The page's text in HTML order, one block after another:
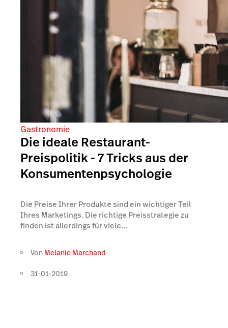
Gastronomie
Die ideale Restaurant-
Preispolitik - 7 Tricks aus der
Konsumentenpsychologie
Die Preise Ihrer Produkte sind ein wichtiger Teil
Ihres Marketings. Die richtige Preisstrategie zu
finden ist allerdings für viele...
VonMelanie Marchand
31-01-2019